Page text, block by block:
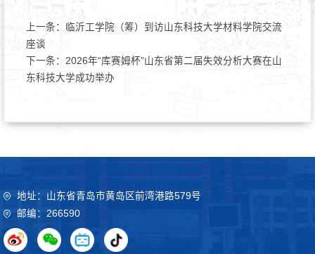
上一条：
临沂工学院（筹）到访山东科技大学材料学院交流
座谈
下一条： 2026年“库赛姆杯”山东省第二届失效分析大赛在山
东科技大学成功举办
地址：山东省青岛市黄岛区前湾港路579号
邮编：266590